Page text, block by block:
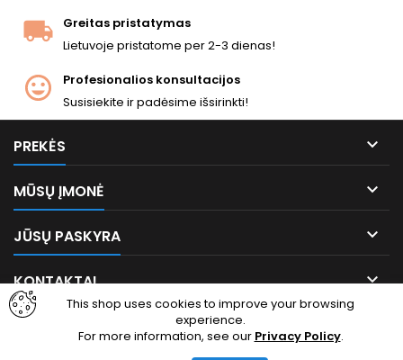
Greitas pristatymas
Lietuvoje pristatome per 2-3 dienas!
Profesionalios konsultacijos
Susisiekite ir padėsime išsirinkti!
PREKĖS 
MŪSŲ ĮMONĖ 
JŪSŲ PASKYRA 
KONTAKTAI 
This shop uses cookies to improve your browsing
experience.
For more information, see our Privacy Policy.
FacebookInstagram